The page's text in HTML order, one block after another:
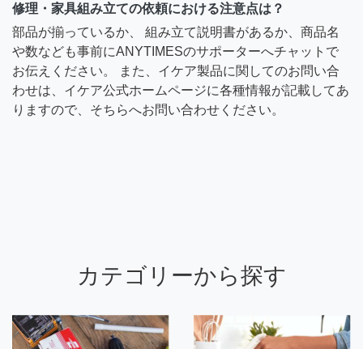
修理・家具組み立ての依頼における注意点は？
部品が揃っているか、 組み立て説明書があるか、商品名
や数なども事前にANYTIMESのサポーターへチャットで
お伝えください。 また、イケア製品に関してのお問い合
わせは、イケア公式ホームページに各種情報が記載してあ
りますので、そちらへお問い合わせください。
カテゴリーから探す